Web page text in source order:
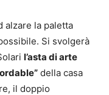
alzare la paletta
Si svolgerà
l’asta di arte
della casa
il doppio